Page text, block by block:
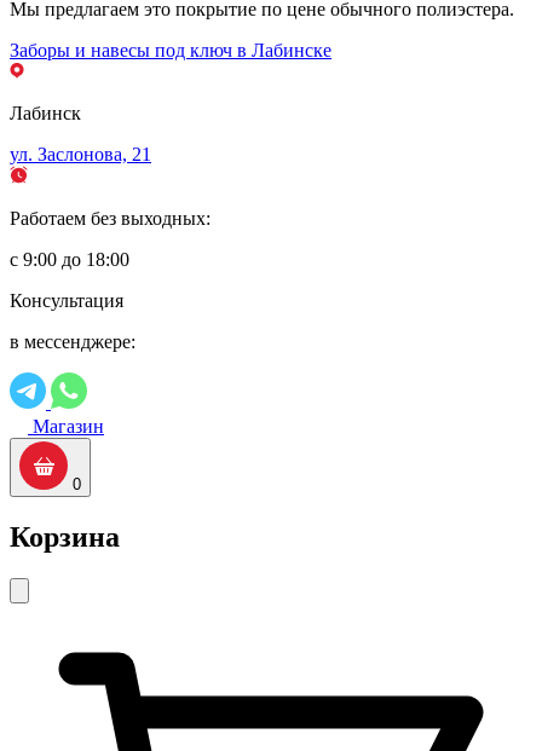
Мы предлагаем это покрытие по цене обычного полиэстера.
Заборы и навесы под ключ в Лабинске
Лабинск
ул. Заслонова, 21
Работаем без выходных:
с 9:00 до 18:00
Консультация
в мессенджере:
Магазин
0
Корзина